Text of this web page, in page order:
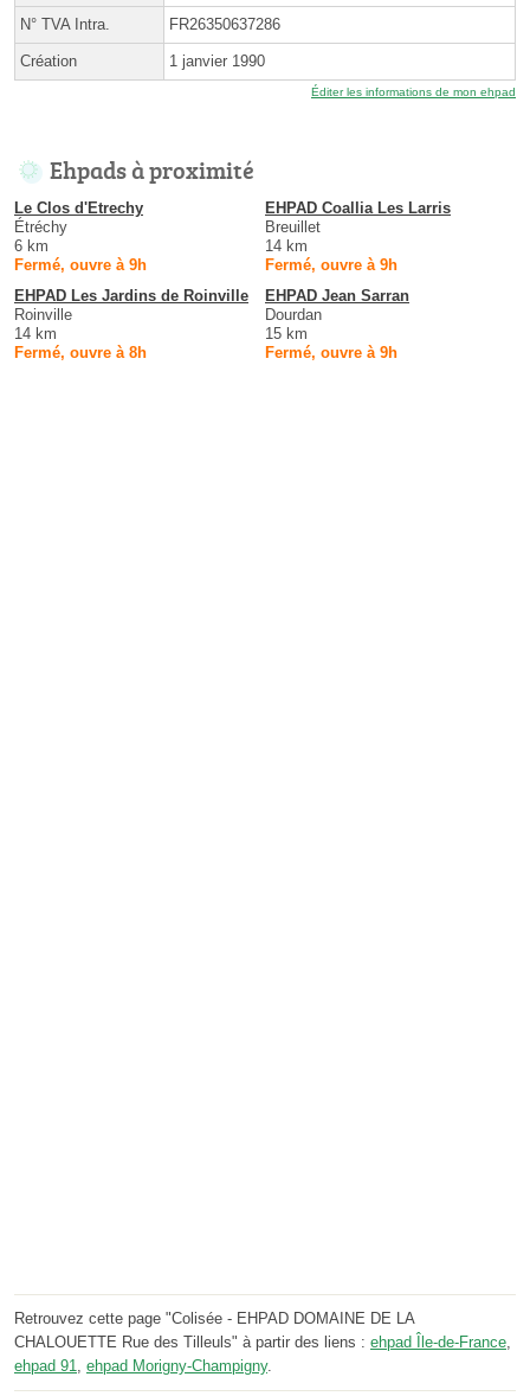
N° TVA Intra. FR26350637286
Création 1 janvier 1990
Éditer les informations de mon ehpad
Ehpads à proximité
Le Clos d'Etrechy
Étréchy
6 km
Fermé, ouvre à 9h
EHPAD Coallia Les Larris
Breuillet
14 km
Fermé, ouvre à 9h
EHPAD Les Jardins de Roinville
Roinville
14 km
Fermé, ouvre à 8h
EHPAD Jean Sarran
Dourdan
15 km
Fermé, ouvre à 9h
Retrouvez cette page "Colisée - EHPAD DOMAINE DE LA
CHALOUETTE Rue des Tilleuls" à partir des liens : ehpad Île-de-France
ehpad 91
ehpad Morigny-Champigny.